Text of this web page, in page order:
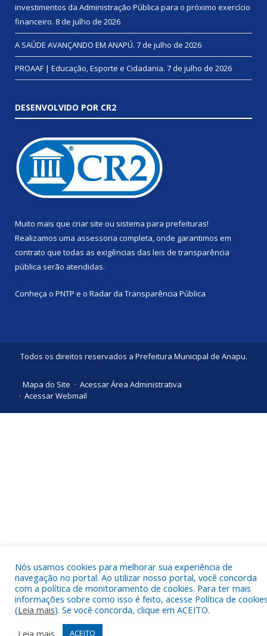
investimentos da Administração Pública para o próximo exercício
financeiro. 8 de julho de 2026
A SAÚDE AVANÇANDO EM ANAPÚ. 7 de julho de 2026
PROAAF | Educação, Esporte e Cidadania. 7 de julho de 2026
DESENVOLVIDO POR CR2
Muito mais que criar site ou sistema para prefeituras!
Realizamos uma assessoria completa, onde garantimos em
contrato que todas as exigências das leis de transparência
pública serão atendidas.
Conheça o PNTP e o Radar da Transparência Pública
Todos os direitos reservados a Prefeitura Municipal de Anapu.
Mapa do Site
Acessar Área Administrativa
Acessar Webmail
Nós usamos cookies para melhorar sua experiência de
navegação no portal. Ao utilizar nosso portal, você concorda
com a política de monitoramento de cookies. Para ter mais
informações sobre como isso é feito, acesse Política de
(Leia mais). Se você concorda, clique em ACEITO.
Leia mais
ACEITO